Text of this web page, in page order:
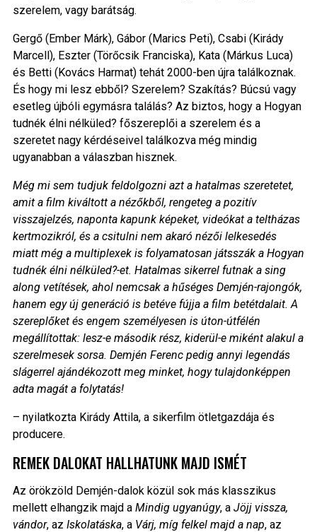
szerelem, vagy barátság.
Gergő (Ember Márk), Gábor (Marics Peti), Csabi (Kirády
Marcell), Eszter (Törőcsik Franciska), Kata (Márkus Luca)
és Betti (Kovács Harmat) tehát 2000-ben újra találkoznak.
És hogy mi lesz ebből? Szerelem? Szakítás? Búcsú vagy
esetleg újbóli egymásra találás? Az biztos, hogy a Hogyan
tudnék élni nélküled? főszereplői a szerelem és a
szeretet nagy kérdéseivel találkozva még mindig
ugyanabban a válaszban hisznek.
Még mi sem tudjuk feldolgozni azt a hatalmas szeretetet,
amit a film kiváltott a nézőkből, rengeteg a pozitív
visszajelzés, naponta kapunk képeket, videókat a teltházas
kertmozikról, és a csitulni nem akaró nézői lelkesedés
miatt még a multiplexek is folyamatosan játsszák a Hogyan
tudnék élni nélküled?-et. Hatalmas sikerrel futnak a sing
along vetítések, ahol nemcsak a hűséges Demjén-rajongók,
hanem egy új generáció is betéve fújja a film betétdalait. A
szereplőket és engem személyesen is úton-útfélén
megállítottak: lesz-e második rész, kiderül-e miként alakul a
szerelmesek sorsa. Demjén Ferenc pedig annyi legendás
slágerrel ajándékozott meg minket, hogy tulajdonképpen
adta magát a folytatás!
– nyilatkozta Kirády Attila, a sikerfilm ötletgazdája és
producere.
REMEK DALOKAT HALLHATUNK MAJD ISMÉT
Az örökzöld Demjén-dalok közül sok más klasszikus
mellett elhangzik majd a Mindig ugyanúgy, a Jöjj vissza,
vándor, az Iskolatáska, a Várj, míg felkel majd a nap, az